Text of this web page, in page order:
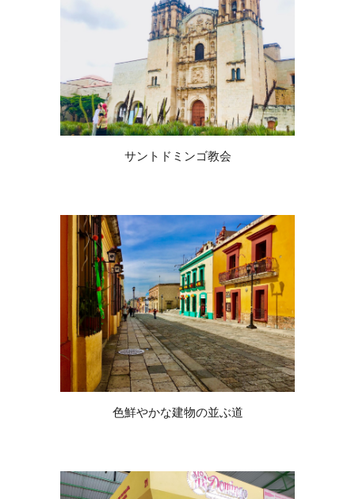
サントドミンゴ教会
色鮮やかな建物の並ぶ道